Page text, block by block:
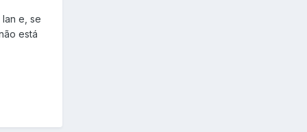
e, se
está